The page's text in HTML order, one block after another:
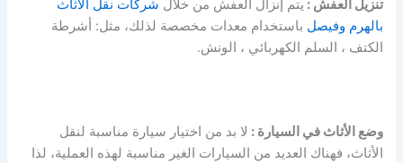
تنزيل العفش : يتم إنزال العفش من خلال شركات نقل الاثاث
بالهرم وفيصل باستخدام معدات مخصصة لذلك، مثل: أشرطة
الكتف ، السلم الكهربائي ، الونش.
وضع الأثاث في السيارة : لا بد من اختيار سيارة مناسبة لنقل
الأثاث، فهناك العديد من السيارات الغير مناسبة لهذه العملية، لذا